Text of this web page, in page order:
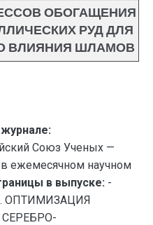
ОБОГАЩЕНИЯ
РУД ДЛЯ
ВЛИЯНИЯ ШЛАМОВ
Союз Ученых —
в ежемесячном научном
в выпуске: -
. ОПТИМИЗАЦИЯ